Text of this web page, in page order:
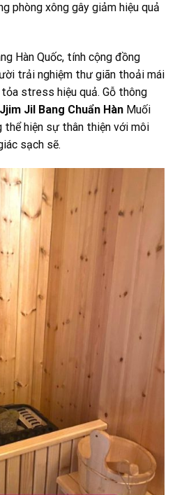
phòng xông gây giảm hiệu quả
Hàn Quốc, tính cộng đồng
trải nghiệm thư giãn thoải mái
stress hiệu quả. Gỗ thông
Jil Bang Chuẩn Hàn Muối
thể hiện sự thân thiện với môi
sạch sẽ.